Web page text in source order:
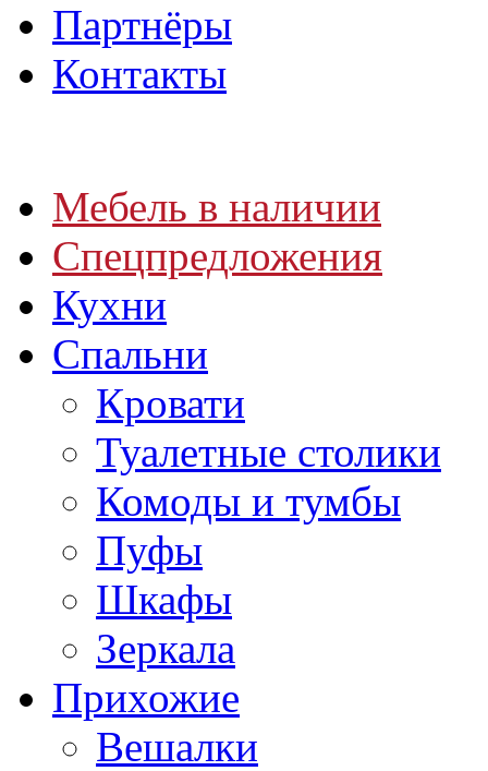
Партнёры
Контакты
Мебель в наличии
Спецпредложения
Кухни
Спальни
Кровати
Туалетные столики
Комоды и тумбы
Пуфы
Шкафы
Зеркала
Прихожие
Вешалки